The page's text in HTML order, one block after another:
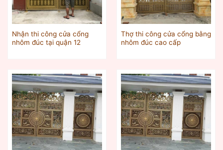
Nhận thi công cửa cổng
nhôm đúc tại quận 12
Thợ thi công cửa cổng bằng
nhôm đúc cao cấp